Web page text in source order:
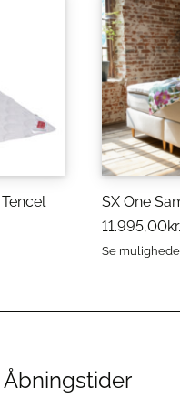
SX One
11.995,00kr.
Se
flere
kan
vælges
Åbningstider